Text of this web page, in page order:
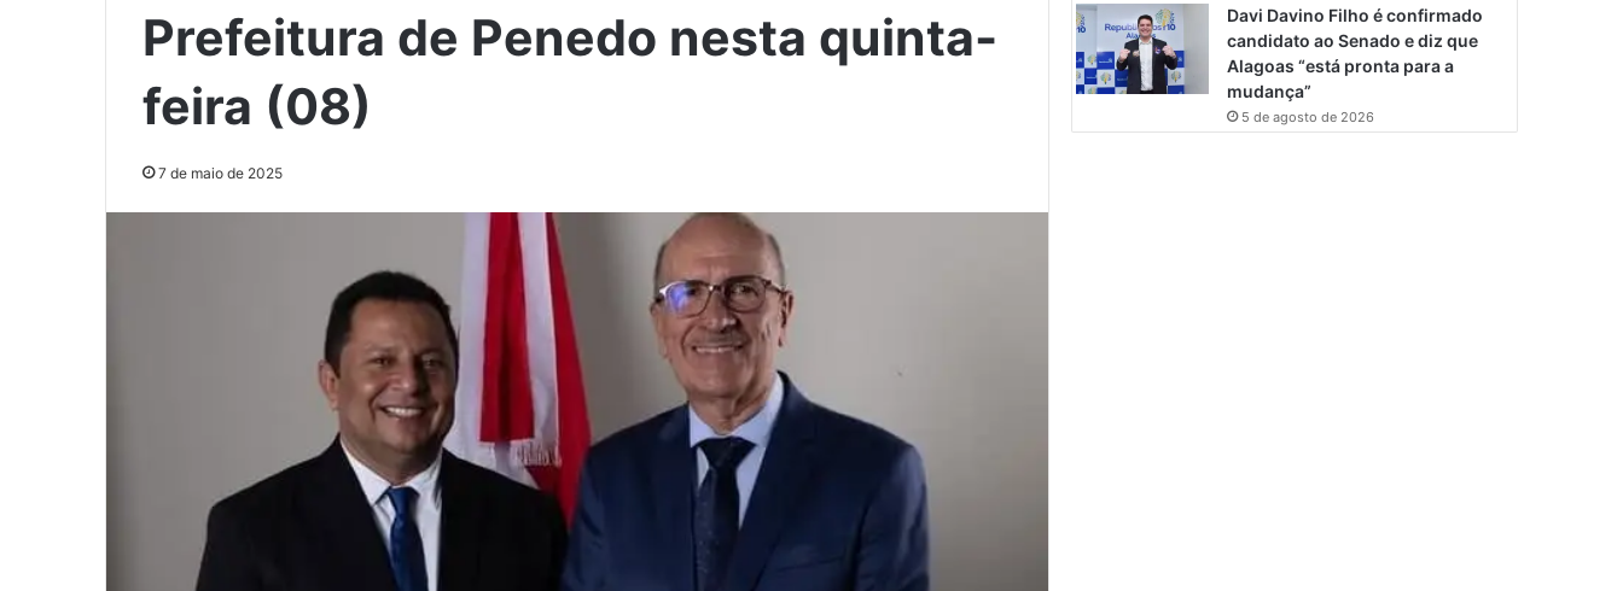
Prefeitura de Penedo nesta quinta-
feira (08)
7 de maio de 2025
Davi Davino Filho é confirmado
candidato ao Senado e diz que
Alagoas “está pronta para a
mudança”
5 de agosto de 2026